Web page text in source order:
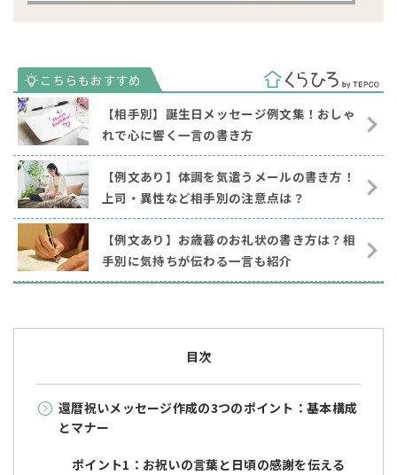
【相手別】誕生日メッセージ例文集！おしゃ
れで心に響く一言の書き方
【例文あり】体調を気遣うメールの書き方！
上司・異性など相手別の注意点は？
【例文あり】お歳暮のお礼状の書き方は？相
手別に気持ちが伝わる一言も紹介
目次
還暦祝いメッセージ作成の3つのポイント：基本構成
とマナー
ポイント1：お祝いの言葉と日頃の感謝を伝える